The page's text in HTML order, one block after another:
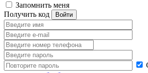
Запомнить меня
Получить код